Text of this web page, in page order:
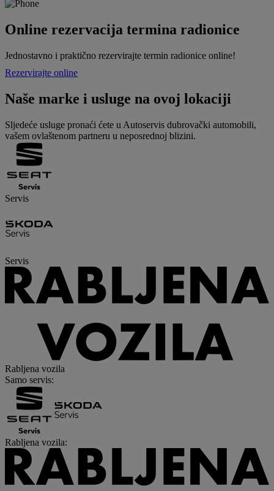
Online rezervacija termina radionice
Jednostavno i praktično rezervirajte termin radionice online!
Rezervirajte online
Naše marke i usluge na ovoj lokaciji
Sljedeće usluge pronaći ćete u Autoservis dubrovački automobili,
vašem ovlaštenom partneru u neposrednoj blizini.
Servis
Servis
Rabljena vozila
Samo servis:
Rabljena vozila: